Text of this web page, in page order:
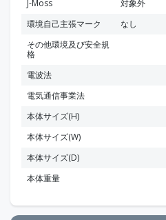
J-Moss
対象外
環境自己主張マーク
なし
その他環境及び安全規
格
電波法
電気通信事業法
本体サイズ(H)
本体サイズ(W)
本体サイズ(D)
本体重量